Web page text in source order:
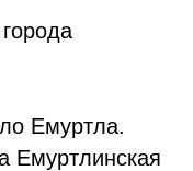
Емуртла.
Емуртлинская